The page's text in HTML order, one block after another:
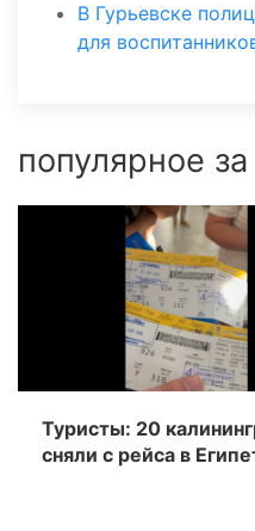
В Гурьевске
для
популярное
Туристы: 20
сняли с рейса в